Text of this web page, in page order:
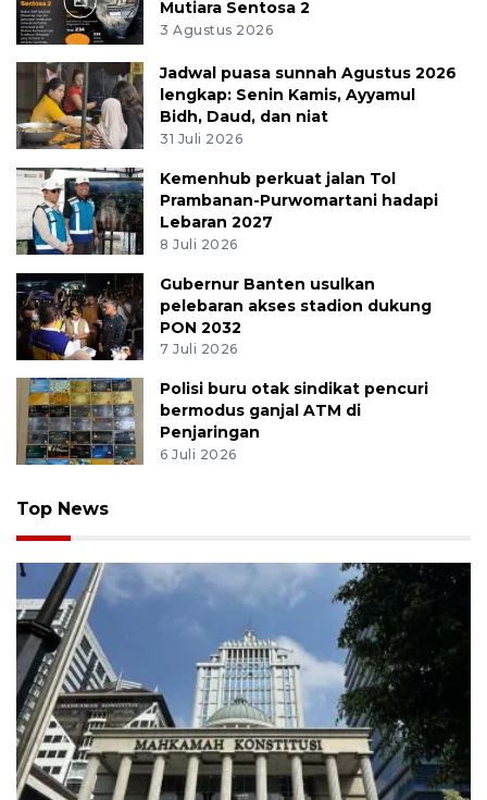
Mutiara Sentosa 2
3 Agustus 2026
Jadwal puasa sunnah Agustus 2026
lengkap: Senin Kamis, Ayyamul
Bidh, Daud, dan niat
31 Juli 2026
Kemenhub perkuat jalan Tol
Prambanan-Purwomartani hadapi
Lebaran 2027
8 Juli 2026
Gubernur Banten usulkan
pelebaran akses stadion dukung
PON 2032
7 Juli 2026
Polisi buru otak sindikat pencuri
bermodus ganjal ATM di
Penjaringan
6 Juli 2026
Top News